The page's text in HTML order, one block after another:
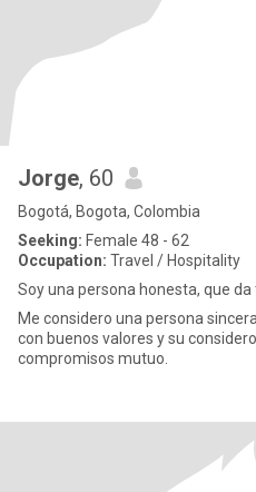
Jorge, 60
Bogotá, Bogota, Colombia
Seeking: Female 48 - 62
Occupation: Travel / Hospitality
Soy una persona honesta, que da
Me considero una persona
con buenos valores y su considero conseguir una pareja, con
compromisos mutuo.